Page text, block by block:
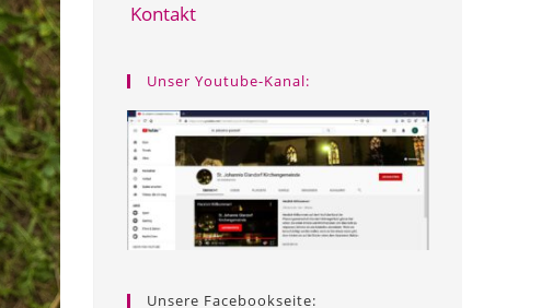
Kontakt
Unser Youtube-Kanal:
Unsere Facebookseite: